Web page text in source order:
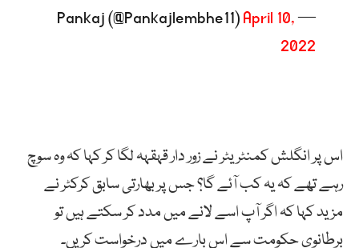
— Pankaj (@Pankajlembhe11)
April 10,
2022
اس پر انگلش کمنٹریٹر نے زور دار قہقہہ لگا کر کہا کہ وہ سوچ
رہے تھے کہ یہ کب آئے گا؟ جس پر بھارتی سابق کرکٹر نے
مزید کہا کہ اگر آپ اسے لانے میں مدد کر سکتے ہیں تو
برطانوی حکومت سے اس بارے میں درخواست کریں۔